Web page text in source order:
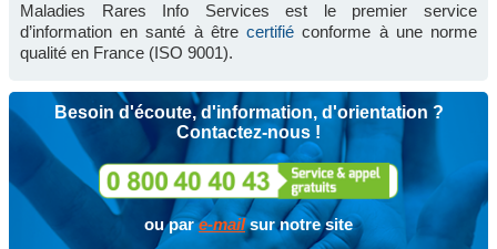
Maladies Rares Info Services est le premier service
d’information en santé à êtrecertifié conforme à une norme
qualité en France (ISO 9001).
Besoin d'écoute, d'information, d'orientation ?
Contactez-nous !
ou pare-mailsur notre site